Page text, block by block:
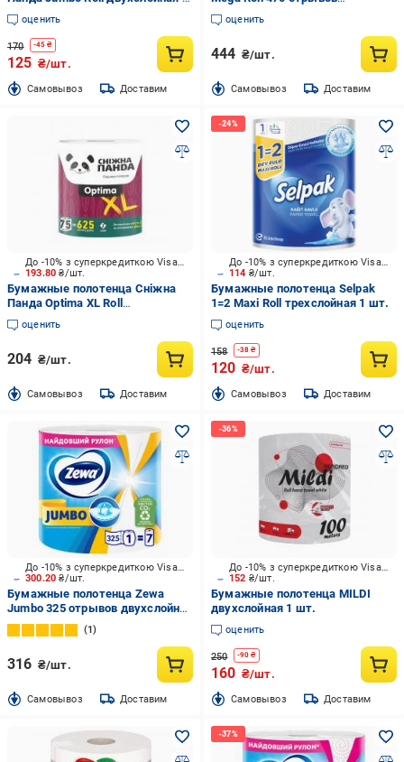
шт.
оценить
170 -45 ₴
125 ₴/шт.
Cамовывоз Доставим
двухслойная 1 шт.
оценить
444 ₴/шт.
Cамовывоз Доставим
193.80₴/шт.
До -10% з суперкредиткою Visa Вигода
Бумажные полотенца Сніжна
Панда Optima XL Roll
двухслойная 1 шт.
оценить
204 ₴/шт.
Cамовывоз Доставим
114 ₴/шт.
До -10% з суперкредиткою Visa Вигода
Бумажные полотенца Selpak
1=2 Maxi Roll трехслойная 1 шт.
оценить
158 -38 ₴
120 ₴/шт.
Cамовывоз Доставим
300.20₴/шт.
До -10% з суперкредиткою Visa Вигода
Бумажные полотенца Zewa
Jumbo 325 отрывов двухслойная
1 шт.
1
316 ₴/шт.
Cамовывоз Доставим
152 ₴/шт.
До -10% з суперкредиткою Visa Вигода
Бумажные полотенца MILDI
двухслойная 1 шт.
оценить
250 -90 ₴
160 ₴/шт.
Cамовывоз Доставим